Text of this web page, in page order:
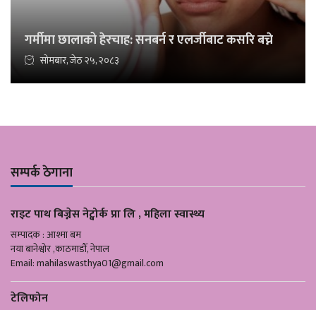
गर्मीमा छालाको हेरचाह: सनबर्न र एलर्जीबाट कसरि बच्ने
सोमबार, जेठ २५, २०८३
सम्पर्क ठेगाना
राइट पाथ बिज्नेस नेट्वोर्क प्रा लि , महिला स्वास्थ्य
सम्पादक : आश्मा बम
नया बानेश्वोर ,काठमाडौँ, नेपाल
Email:mahilaswasthya01@gmail.com
टेलिफोन